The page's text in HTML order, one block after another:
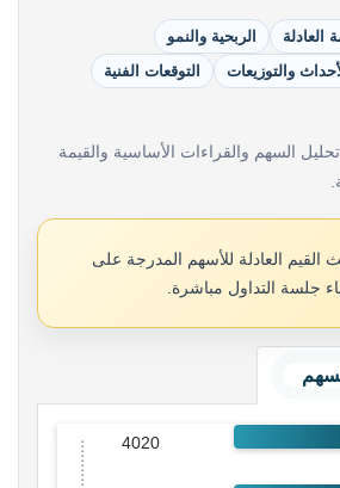
العادلة
الربحية والنمو
والتوزيعات
التوقعات الفنية
السهم والقراءات الأساسية والقيمة
القيم العادلة للأسهم المدرجة على
جلسة التداول مباشرة.
4020